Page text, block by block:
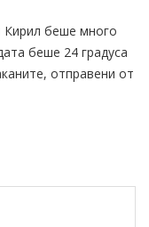
беше много
беше 24 градуса
отправени от